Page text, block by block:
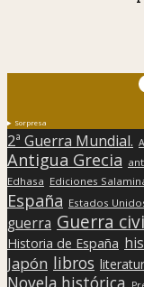
Sorpresa
2ª Guerra Mundial.
Antigua Grecia
Edhasa Ediciones
España Estados
guerra Guerra
Historia de España
Japón libros